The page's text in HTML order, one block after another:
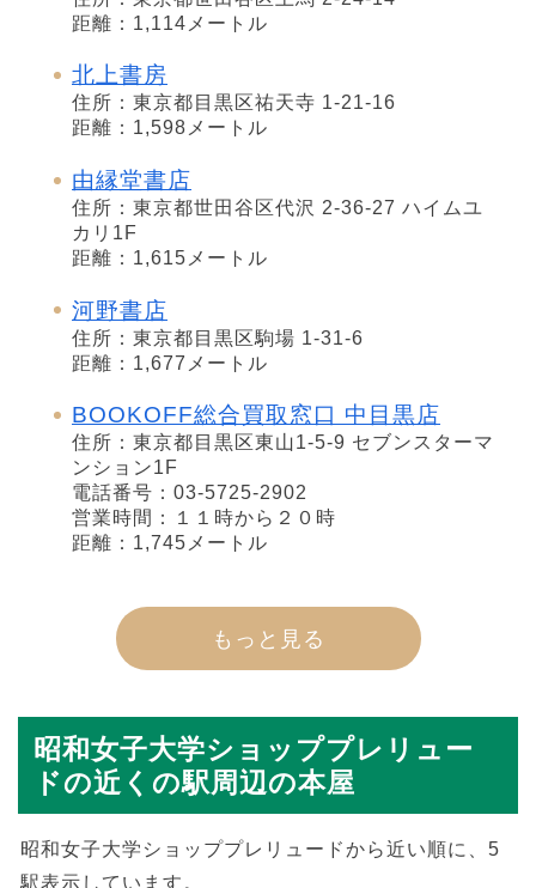
距離：1,114メートル
北上書房
住所：東京都目黒区祐天寺 1-21-16
距離：1,598メートル
由縁堂書店
住所：東京都世田谷区代沢 2-36-27 ハイムユ
カリ1F
距離：1,615メートル
河野書店
住所：東京都目黒区駒場 1-31-6
距離：1,677メートル
BOOKOFF総合買取窓口 中目黒店
住所：東京都目黒区東山1-5-9 セブンスターマ
ンション1F
電話番号：03-5725-2902
営業時間：１１時から２０時
距離：1,745メートル
もっと見る
昭和女子大学ショッププレリュー
ドの近くの駅周辺の本屋
昭和女子大学ショッププレリュードから近い順に、5
駅表示しています。